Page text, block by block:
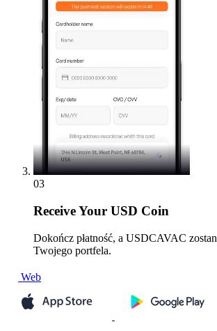
03
ReceiveYour USD Coin
Dokończ płatność, a USDCAVAC
Twojego portfela.
Web